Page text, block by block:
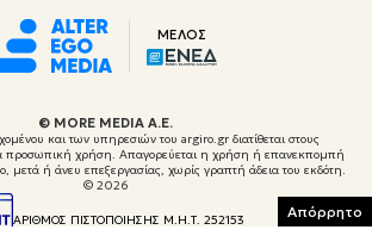
ΜΕΛΟΣ
© ΜORE MEDIA Α.Ε.
και των υπηρεσιών του argiro.gr διατίθεται στους
προσωπική χρήση. Απαγορεύεται η χρήση ή επανεκπομπή
μετά ή άνευ επεξεργασίας, χωρίς γραπτή άδεια του εκδότη.
© 2026
ΑΡΙΘΜΟΣ ΠΙΣΤΟΠΟΙΗΣΗΣ Μ.Η.Τ. 252153 Απόρρητο